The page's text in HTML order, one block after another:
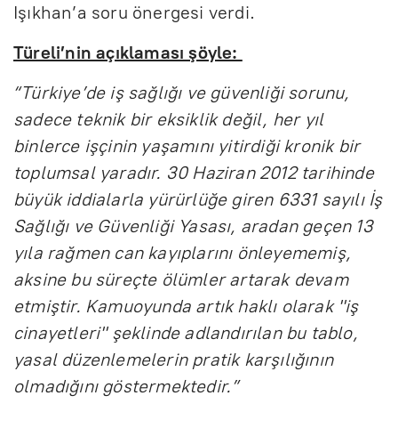
Işıkhan’a soru önergesi verdi.
Türeli’nin açıklaması şöyle:
“Türkiye’de iş sağlığı ve güvenliği sorunu,
sadece teknik bir eksiklik değil, her yıl
binlerce işçinin yaşamını yitirdiği kronik bir
toplumsal yaradır. 30 Haziran 2012 tarihinde
büyük iddialarla yürürlüğe giren 6331 sayılı İş
Sağlığı ve Güvenliği Yasası, aradan geçen 13
yıla rağmen can kayıplarını önleyememiş,
aksine bu süreçte ölümler artarak devam
etmiştir. Kamuoyunda artık haklı olarak "iş
cinayetleri" şeklinde adlandırılan bu tablo,
yasal düzenlemelerin pratik karşılığının
olmadığını göstermektedir.”